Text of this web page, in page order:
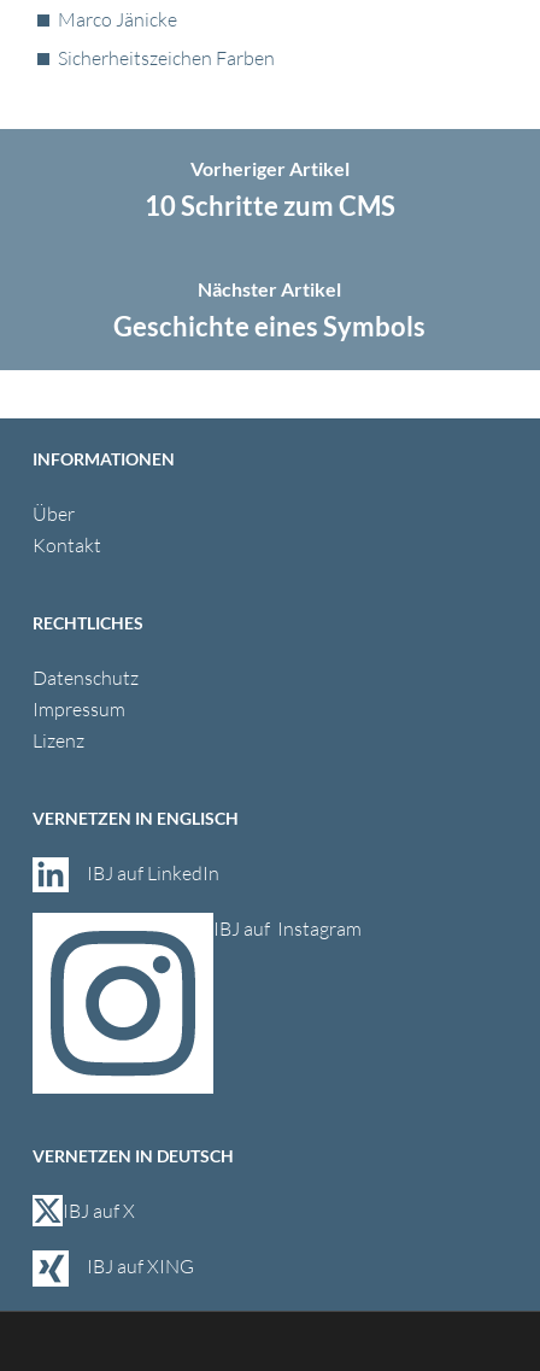
Marco Jänicke
Sicherheitszeichen Farben
Vorheriger Artikel
10 Schritte zum CMS
Nächster Artikel
Geschichte eines Symbols
INFORMATIONEN
Über
Kontakt
RECHTLICHES
Datenschutz
Impressum
Lizenz
VERNETZEN IN ENGLISCH
IBJ auf LinkedIn
IBJ auf Instagram
VERNETZEN IN DEUTSCH
IBJ auf X
IBJ auf XING